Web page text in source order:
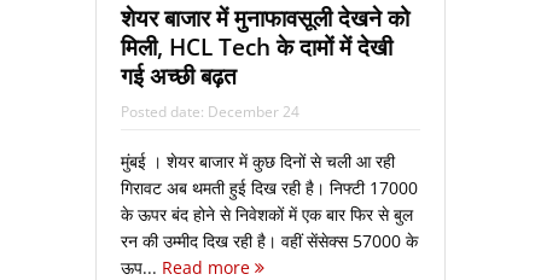
शेयर बाजार में मुनाफावसूली देखने को
मिली, HCL Tech के दामों में देखी
गई अच्छी बढ़त
Posted date: December 24
मुंबई । शेयर बाजार में कुछ दिनों से चली आ रही
गिरावट अब थमती हुई दिख रही है। निफ्टी 17000
के ऊपर बंद होने से निवेशकों में एक बार फिर से बुल
रन की उम्मीद दिख रही है। वहीं सेंसेक्स 57000 के
ऊप... Read more